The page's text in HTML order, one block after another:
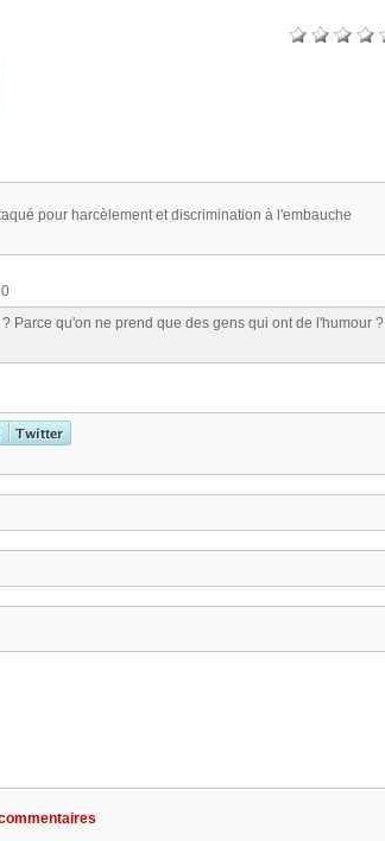
pour harcèlement et discrimination à l'embauche
Parce qu'on ne prend que des gens qui ont de l'humour ?